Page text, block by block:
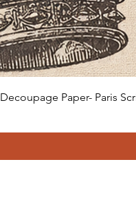
Paper- Paris